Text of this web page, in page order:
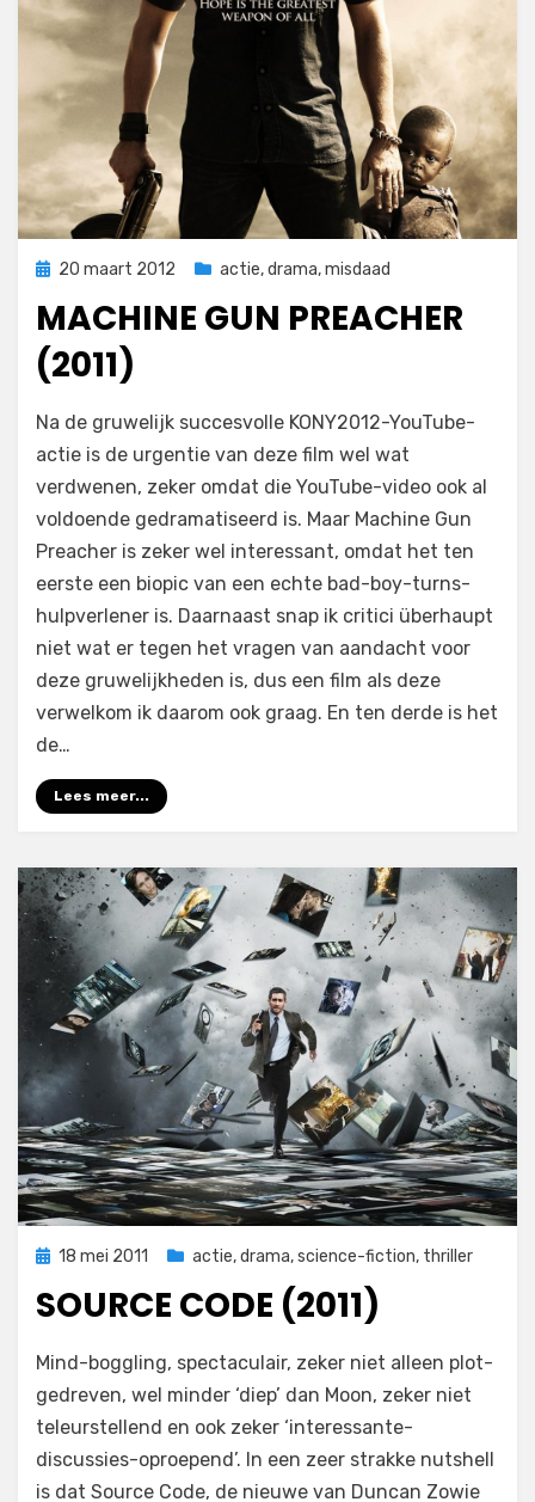
Geplaatst
20 maart 2012 actie,drama,misdaad
MACHINE GUN PREACHER
(2011)
door Filmofiel.nl
Laat een reactie achter
Gun
Preacher
(2011)
Na de gruwelijk succesvolle KONY2012-YouTube-
actie is de urgentie van deze film wel wat
verdwenen, zeker omdat die YouTube-video ook al
voldoende gedramatiseerd is. Maar Machine Gun
Preacher is zeker wel interessant, omdat het ten
eerste een biopic van een echte bad-boy-turns-
hulpverlener is. Daarnaast snap ik critici überhaupt
niet wat er tegen het vragen van aandacht voor
deze gruwelijkheden is, dus een film als deze
verwelkom ik daarom ook graag. En ten derde is het
de…
Lees meer...
Geplaatst
18 mei 2011 actie,drama,science-fiction, thriller
SOURCE CODE (2011)
door Filmofiel.nl
4 reactiesop
Source
Code
(2011)
Mind-boggling, spectaculair, zeker niet alleen plot-
gedreven, wel minder ‘diep’ dan Moon, zeker niet
teleurstellend en ook zeker ‘interessante-
discussies-oproepend’. In een zeer strakke nutshell
is dat Source Code, de nieuwe van Duncan Zowie